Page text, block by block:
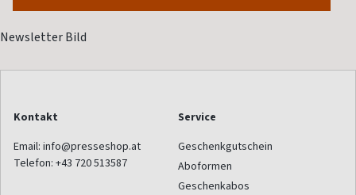
Kontakt
Email: info@presseshop.at
Telefon: +43 720 513587
Service
Geschenkgutschein
Aboformen
Geschenkabos